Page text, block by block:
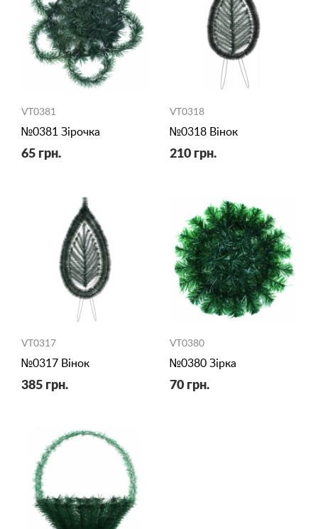
VT0381
№0381 Зірочка
65 грн.
VT0318
№0318 Вінок
210 грн.
VT0317
№0317 Вінок
385 грн.
VT0380
№0380 Зірка
70 грн.